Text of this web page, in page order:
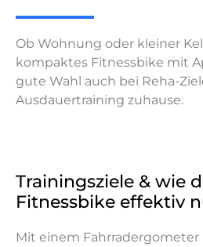
Ob Wohnung oder kleiner
kompaktes Fitnessbike mit
gute Wahl auch bei Reha-
Ausdauertraining zuhause.
Trainingsziele & wie
Fitnessbike effektiv
Mit einem